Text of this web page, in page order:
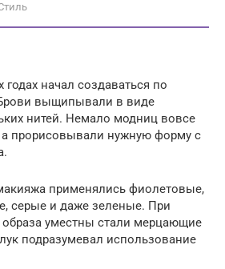
начал создаваться по
выщипывали в виде
нитей. Немало модниц вовсе
а прорисовывали нужную форму с
применялись фиолетовые,
серые и даже зеленые. При
образа уместны стали мерцающие
подразумевал использование